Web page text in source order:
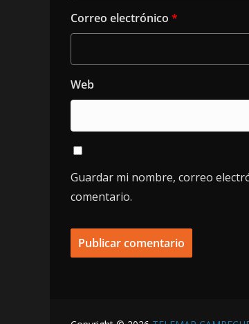
Correo electrónico *
Web
Guardar mi nombre, correo
comentario.